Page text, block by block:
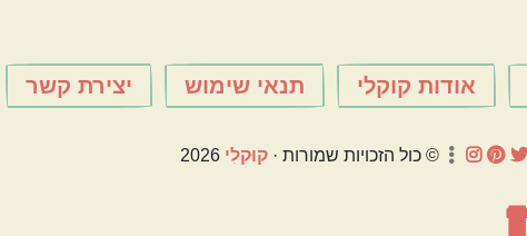
אודות קוקלי תנאי שימוש יצירת קשר
© כול הזכויות שמורות · קוּקלִי